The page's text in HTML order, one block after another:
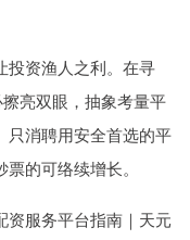
投资渔人之利。在寻
亮双眼，抽象考量平
只消聘用安全首选的平
的可络续增长。
资服务平台指南｜天元